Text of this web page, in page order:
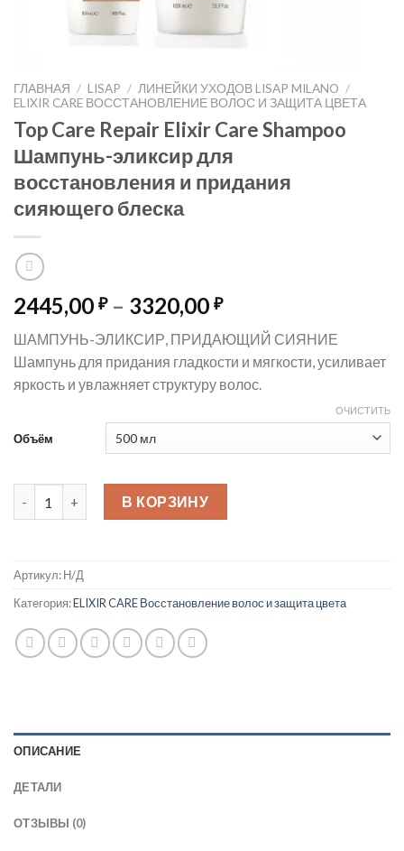
ГЛАВНАЯ / LISAP / ЛИНЕЙКИ УХОДОВ LISAP MILANO /
ELIXIR CARE ВОССТАНОВЛЕНИЕ ВОЛОС И ЗАЩИТА ЦВЕТА
Top Care Repair Elixir Care Shampoo
Шампунь-эликсир для
восстановления и придания
сияющего блеска
2445,00 ₽ – 3320,00 ₽Диапазон
цен:
2445,00 ₽
–
3320,00 ₽
ШАМПУНЬ-ЭЛИКСИР, ПРИДАЮЩИЙ СИЯНИЕ
Шампунь для придания гладкости и мягкости, усиливает
яркость и увлажняет структуру волос.
Объём
ОЧИСТИТЬ
Количество товара Top Care Repair Elixir Care Shampoo
В КОРЗИНУ
Артикул:Н/Д
Категория:ELIXIR CARE Восстановление волос и защита цвета
ОПИСАНИЕ
ДЕТАЛИ
ОТЗЫВЫ (0)